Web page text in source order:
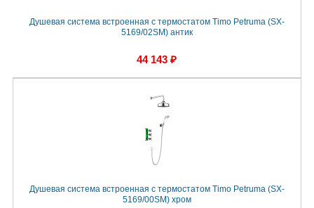
Душевая система встроенная с термостатом Timo Petruma (SX-
5169/02SM) антик
44 143 ₽
Душевая система встроенная с термостатом Timo Petruma (SX-
5169/00SM) хром